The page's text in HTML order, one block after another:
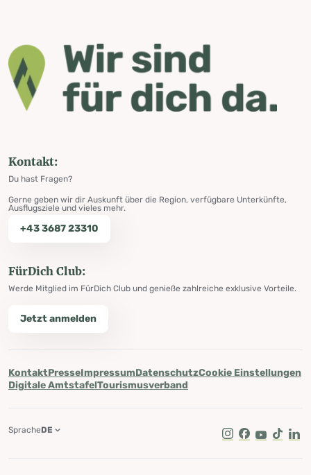
Kontakt:
Du hast Fragen?
Gerne geben wir dir Auskunft über die Region, verfügbare Unterkünfte,
Ausflugsziele und vieles mehr.
+43 3687 23310
FürDich Club:
Werde Mitglied im FürDich Club und genieße zahlreiche exklusive Vorteile.
Jetzt anmelden
KontaktPresseImpressumDatenschutzCookie Einstellungen
Digitale AmtstafelTourismusverband
Instagram
Facebook
Youtube
Tik Tok
SpracheDE